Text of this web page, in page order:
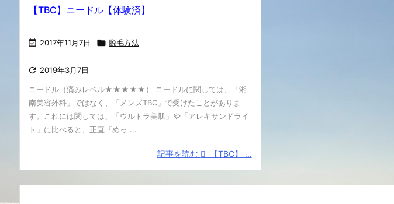
【TBC】ニードル【体験済】
 2017年11月7日  脱毛方法
 2019年3月7日
ニードル（痛みレベル★★★★★） ニードルに関しては、「湘
南美容外科」ではなく、「メンズTBC」で受けたことがありま
す。これには関しては、「ウルトラ美肌」や「アレキサンドライ
ト」に比べると、正直『めっ ...
記事を読む 【TBC】 ...